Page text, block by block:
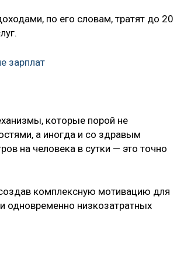
по его словам, тратят до 20
зарплат
которые порой не
а иногда и со здравым
на человека в сутки — это точно
комплексную мотивацию для
одновременно низкозатратных